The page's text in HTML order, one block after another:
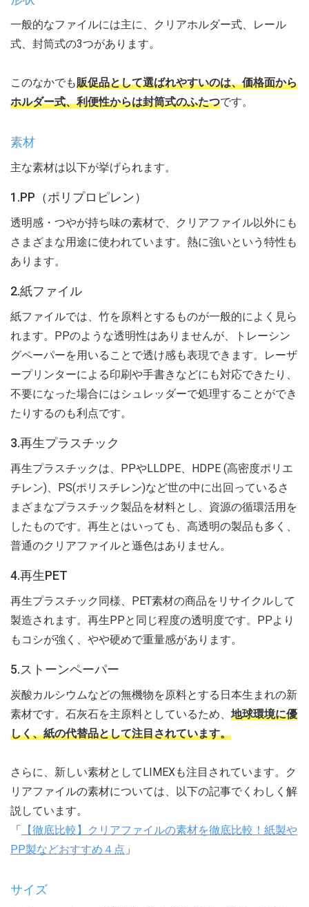
一般的なファイルには主に、クリアホルダー式、レール
式、封筒式の3つがあります。
このなかでも販促品として選ばれやすいのは、価格面から
ホルダー式、利便性からは封筒式のふたつです。
素材
主な素材は以下が挙げられます。
1.PP（ポリプロピレン）
透明感・つやが持ち味の素材で、クリアファイル以外にも
さまざまな用途に使われています。熱に強いという特性も
あります。
2.紙ファイル
紙ファイルでは、竹を原料とするものが一般的によく見ら
れます。PPのような透明性はありませんが、トレーシン
グペーパーを用いることで透け感も表現できます。レーザ
ープリンターによる印刷や手書きなどにも対応できたり、
不要になった場合にはシュレッダーで処理することができ
たりするのも利点です。
3.再生プラスチック
再生プラスチックは、PPやLLDPE、HDPE (高密度ポリエ
チレン)、PS(ポリスチレン)など世の中に出回っているさ
まざまなプラスチック製品を材料とし、資源の循環活用を
したものです。再生とはいっても、高透明の製品も多く、
普通のクリアファイルと遜色はありません。
4.再生PET
再生プラスチック同様、PET素材の商品をリサイクルして
製造されます。再生PPと同じ程度の透明度です。PPより
もコシが強く、やや硬めで重量感があります。
5.ストーンペーパー
炭酸カルシウムなどの無機物を原料とする日本生まれの新
素材です。石灰石を主原料としているため、 地球環境に優
しく、紙の代替品として注目されています。
さらに、新しい素材としてLIMEXも注目されています。ク
リアファイルの素材については、以下の記事でくわしく解
説しています。
「 【徹底比較】クリアファイルの素材を徹底比較！紙製や
PP製などおすすめ４点 」
サイズ